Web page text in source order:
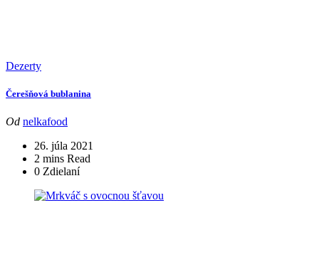
Dezerty
Čerešňová bublanina
Od nelkafood
26. júla 2021
2 mins Read
0 Zdielaní